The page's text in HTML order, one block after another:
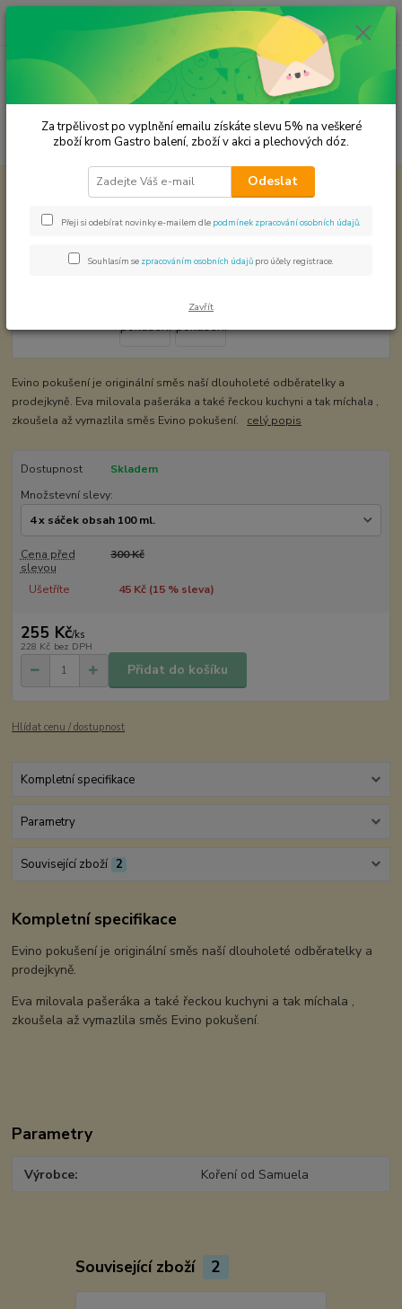
Menu
Hledat
ks
za 0,00 Kč
Koření od Samuela podle způsobu použití Evino pokušení
Evino pokušení
Evino pokušení je originální směs naší dlouholeté odběratelky a
prodejkyně. Eva milovala pašeráka a také řeckou kuchyni a tak míchala ,
zkoušela až vymazlila směs Evino pokušení. celý popis
Dostupnost
Skladem
Množstevní slevy:
Cena před
slevou
300 Kč
Ušetříte 45 Kč (15% sleva)
255 Kč/ks
228 Kč bez DPH
Přidat do košíku
Hlídat cenu / dostupnost
Kompletní specifikace
Parametry
Související zboží 2
Kompletní specifikace
Evino pokušení je originální směs naší dlouholeté odběratelky a
prodejkyně.
Eva milovala pašeráka a také řeckou kuchyni a tak míchala ,
zkoušela až vymazlila směs Evino pokušení.
Parametry
Výrobce Koření od Samuela
Související zboží 2
Za trpělivost po vyplnění emailu získáte slevu 5% na veškeré
zboží krom Gastro balení, zboží v akci a plechových dóz.
Odeslat
Přeji si odebírat novinky e-mailem dle podmínek zpracování osobních údajů
Souhlasím se zpracováním osobních údajů pro účely registrace.
Zavřít